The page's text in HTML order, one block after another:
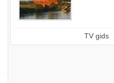
TV gids